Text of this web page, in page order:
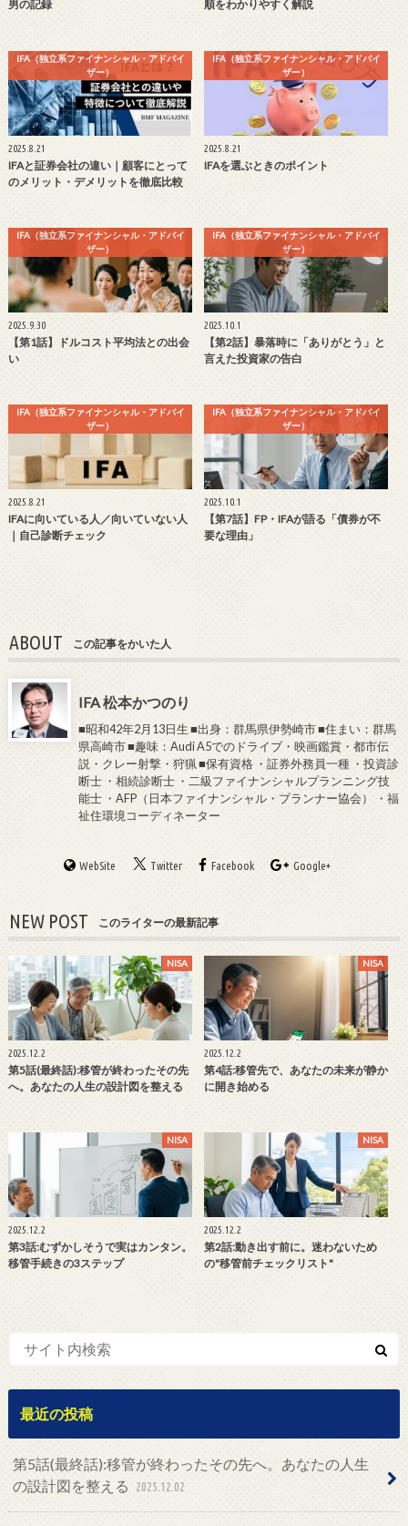
男の記録 順をわかりやすく解説
IFA（独立系ファイナンシャル・アドバイ
ザー）
2025.8.21
IFAと証券会社の違い｜顧客にとって
のメリット・デメリットを徹底比較
IFA（独立系ファイナンシャル・アドバイ
ザー）
2025.8.21
IFAを選ぶときのポイント
IFA（独立系ファイナンシャル・アドバイ
ザー）
2025.9.30
【第1話】ドルコスト平均法との出会
い
IFA（独立系ファイナンシャル・アドバイ
ザー）
2025.10.1
【第2話】暴落時に「ありがとう」と
言えた投資家の告白
IFA（独立系ファイナンシャル・アドバイ
ザー）
2025.8.21
IFAに向いている人／向いていない人
｜自己診断チェック
IFA（独立系ファイナンシャル・アドバイ
ザー）
2025.10.1
【第7話】FP・IFAが語る「債券が不
要な理由」
ABOUT この記事をかいた人
IFA 松本かつのり
■昭和42年2月13日生 ■出身：群馬県伊勢崎市 ■住まい：群馬
県高崎市 ■趣味：Audi A5でのドライブ・映画鑑賞・都市伝
説・クレー射撃・狩猟 ■保有資格 ・証券外務員一種 ・投資診
断士 ・相続診断士 ・二級ファイナンシャルプランニング技
能士 ・AFP（日本ファイナンシャル・プランナー協会） ・福
祉住環境コーディネーター
WebSite Twitter Facebook Google+
NEW POST このライターの最新記事
NISA
2025.12.2
第5話(最終話):移管が終わったその先
へ。あなたの人生の設計図を整える
NISA
2025.12.2
第4話:移管先で、あなたの未来が静か
に開き始める
NISA
2025.12.2
第3話:むずかしそうで実はカンタン。
移管手続きの3ステップ
NISA
2025.12.2
第2話:動き出す前に。迷わないため
の"移管前チェックリスト"
最近の投稿
第5話(最終話):移管が終わったその先へ。あなたの人生
の設計図を整える
2025.12.02